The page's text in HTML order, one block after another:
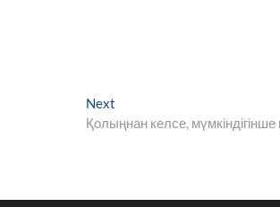
Next
post:
Қолыңнан келсе,